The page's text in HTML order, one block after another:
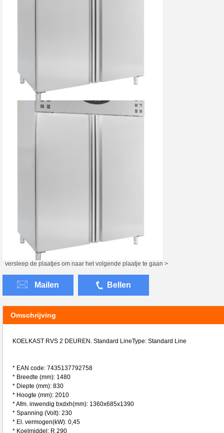
versleep de plaatjes om naar het volgende plaatje te gaan >
Mailen Bellen
Omschrijving
KOELKAST RVS 2 DEUREN. Standard LineType: Standard Line
* EAN code: 7435137792758
* Breedte (mm): 1480
* Diepte (mm): 830
* Hoogte (mm): 2010
* Afm. inwendig bxdxh(mm): 1360x685x1390
* Spanning (Volt): 230
* El. vermogen(kW): 0,45
* Koelmiddel: R 290